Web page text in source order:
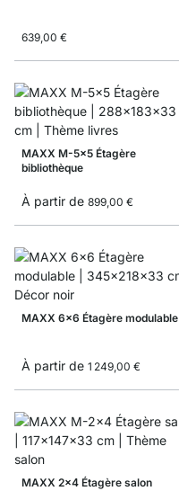
639,00 €
MAXX M-5x5 Étagère
bibliothèque
À partir de 899,00 €
MAXX 6x6 Étagère modulable
À partir de 1 249,00 €
MAXX 2x4 Étagère salon